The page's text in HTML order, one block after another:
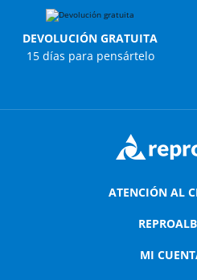
DEVOLUCIÓN GRATUITA
15 días para pensártelo
ATENCIÓN AL
MI